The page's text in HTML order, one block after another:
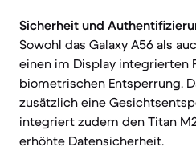
Sicherheit und
Sowohl das Galaxy A56 als
einen im Display integrierten
biometrischen Entsperrung.
zusätzlich eine
integriert zudem den Titan
erhöhte Datensicherheit.